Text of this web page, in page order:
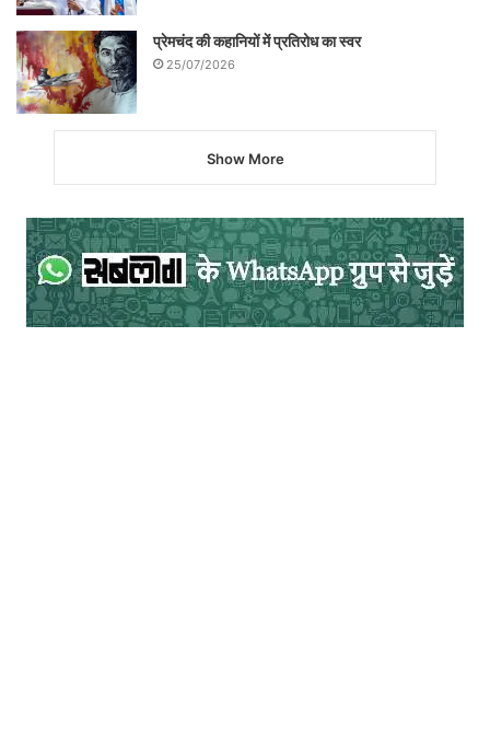
प्रेमचंद की कहानियों में प्रतिरोध का स्वर
25/07/2026
Show More